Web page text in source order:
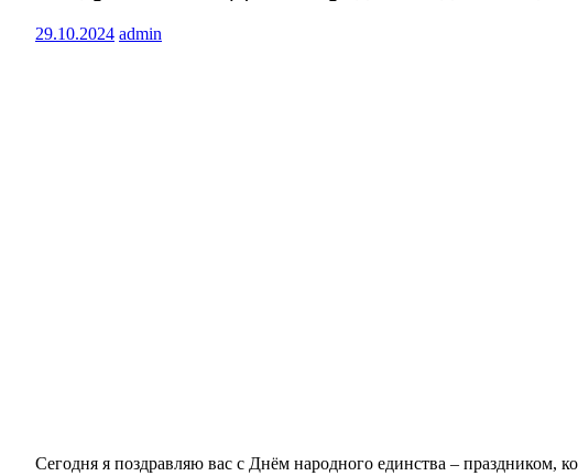
29.10.2024 admin
Сегодня я поздравляю вас с Днём народного единства – праздником,